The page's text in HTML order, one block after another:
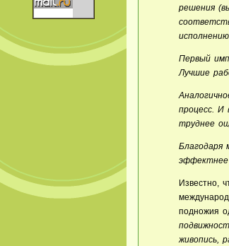
решения
Первый
Лучшие
процесс. И
труднее
Благодаря
эффектнее
Известно,
подножия
живопись,